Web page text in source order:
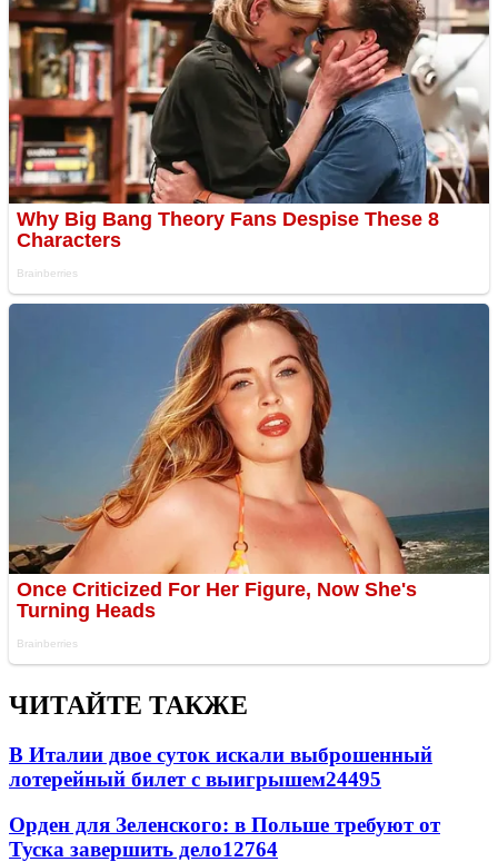
ЧИТАЙТЕ ТАКЖЕ
В Италии двое суток искали выброшенный
лотерейный билет с выигрышем24495
Орден для Зеленского: в Польше требуют от
Туска завершить дело12764